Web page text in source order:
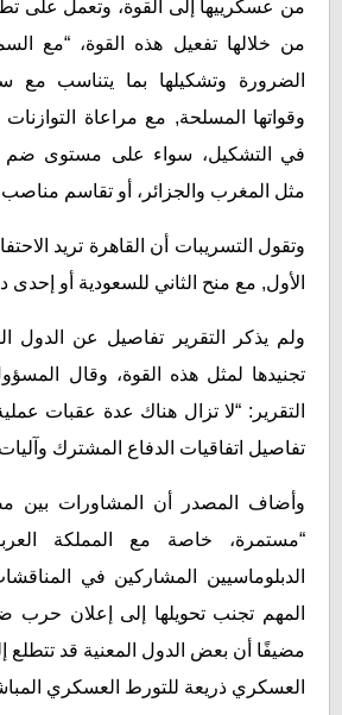
من عسكرييها إلى القوة، وتعمل على
من خلالها تفعيل هذه القوة، “مع
الضرورة وتشكيلها بما يتناسب مع
وقواتها المسلحة, مع مراعاة التوازنات
في التشكيل، سواء على مستوى
مثل المغرب والجزائر، أو تقاسم مناصب
وتقول التسريبات أن القاهرة تريد
الأول, مع منح الثاني للسعودية أو إحدى
ولم يذكر التقرير تفاصيل عن الدول
تجنيدها لمثل هذه القوة، وقال
التقرير: “لا تزال هناك عدة عقبات
تفاصيل اتفاقيات الدفاع المشترك
وأضاف المصدر أن المشاورات بين
“مستمرة، خاصة مع المملكة
الدبلوماسيين المشاركين في
المهم تجنب تحويلها إلى إعلان حرب
مضيفًا أن بعض الدول المعنية قد تتطلع
العسكري ذريعة للتورط العسكري